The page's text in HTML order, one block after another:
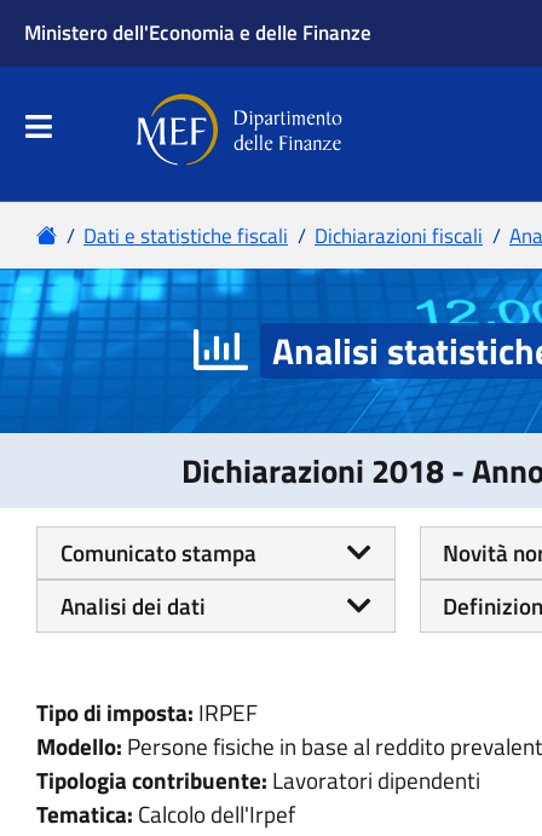
Analisi
Dichiarazioni 2018 -
Comunicato stampa
Novità
Analisi dei dati
Tipo di imposta: IRPEF
Modello: Persone fisiche in base al reddito
Tipologia contribuente: Lavoratori dipendenti
Tematica: Calcolo dell'Irpef